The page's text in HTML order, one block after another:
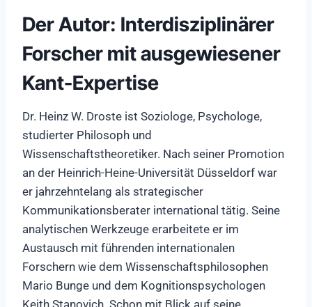
Der Autor: Interdisziplinärer
Forscher mit ausgewiesener
Kant-Expertise
Dr. Heinz W. Droste ist Soziologe, Psychologe,
studierter Philosoph und
Wissenschaftstheoretiker. Nach seiner Promotion
an der Heinrich-Heine-Universität Düsseldorf war
er jahrzehntelang als strategischer
Kommunikationsberater international tätig. Seine
analytischen Werkzeuge erarbeitete er im
Austausch mit führenden internationalen
Forschern wie dem Wissenschaftsphilosophen
Mario Bunge und dem Kognitionspsychologen